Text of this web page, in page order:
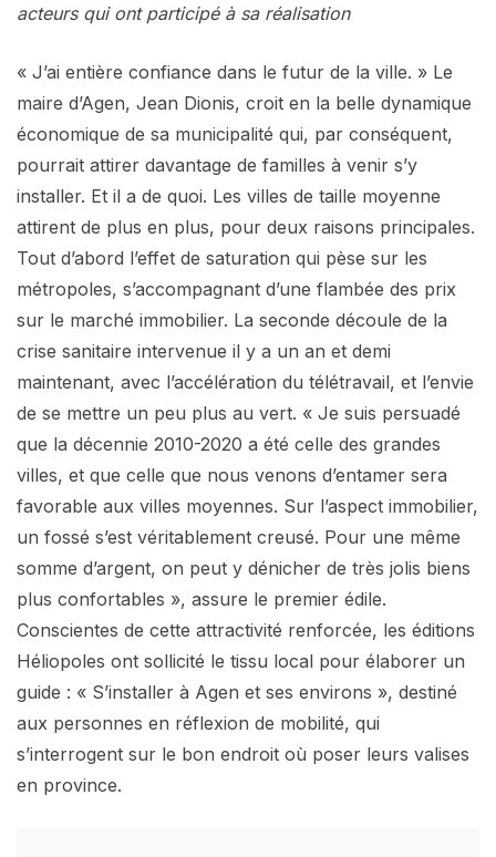
acteurs qui ont participé à sa réalisation
« J’ai entière confiance dans le futur de la ville. » Le
maire d’Agen, Jean Dionis, croit en la belle dynamique
économique de sa municipalité qui, par conséquent,
pourrait attirer davantage de familles à venir s’y
installer. Et il a de quoi. Les villes de taille moyenne
attirent de plus en plus, pour deux raisons principales.
Tout d’abord l’effet de saturation qui pèse sur les
métropoles, s’accompagnant d’une flambée des prix
sur le marché immobilier. La seconde découle de la
crise sanitaire intervenue il y a un an et demi
maintenant, avec l’accélération du télétravail, et l’envie
de se mettre un peu plus au vert. « Je suis persuadé
que la décennie 2010-2020 a été celle des grandes
villes, et que celle que nous venons d’entamer sera
favorable aux villes moyennes. Sur l’aspect immobilier,
un fossé s’est véritablement creusé. Pour une même
somme d’argent, on peut y dénicher de très jolis biens
plus confortables », assure le premier édile.
Conscientes de cette attractivité renforcée, les éditions
Héliopoles ont sollicité le tissu local pour élaborer un
guide : « S’installer à Agen et ses environs », destiné
aux personnes en réflexion de mobilité, qui
s’interrogent sur le bon endroit où poser leurs valises
en province.